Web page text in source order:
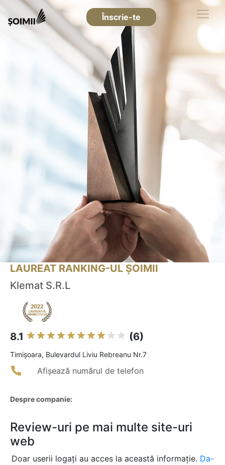
Înscrie-te
LAUREAT RANKING-UL ȘOIMII
Klemat S.R.L
8.1 (6)
Timişoara, Bulevardul Liviu Rebreanu Nr.7
Afișează numărul de telefon
Despre companie:
Review-uri pe mai multe site-uri
web
Doar userii logați au acces la această informație. Da-